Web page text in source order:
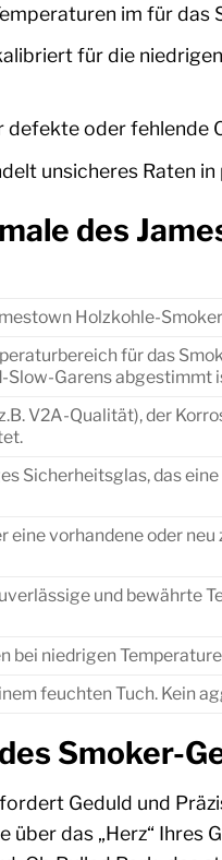
im für das
für die
oder fehlende
unsicheres Raten
des
Holzkohle-
für das
Slow-Garens abgestimmt
V2A-Qualität), der
Sicherheitsglas, das
eine vorhandene oder
und bewährte
bei niedrigen
feuchten Tuch. Kein
Smoker-
Geduld und
über das „Herz“